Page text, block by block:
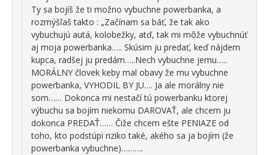
Ty sa bojíš že ti možno vybuchne powerbanka, a
rozmýšľaš takto : „Začínam sa báť, že tak ako
vybuchujú autá, kolobežky, atď, tak mi môže vybuchnúť
aj moja powerbanka….. Skúsim ju predať, keď nájdem
kupca, radšej ju predám…..Nech vybuchne jemu…..
MORÁLNY človek keby mal obavy že mu vybuchne
powerbanka, VYHODIL BY JU…. Ja ale morálny nie
som…… Dokonca mi nestačí tú powerbanku ktorej
výbuchu sa bojím niekomu DAROVAŤ, ale chcem ju
dokonca PREDAŤ…… Čiže chcem ešte PENIAZE od
toho, kto podstúpi riziko také, akého sa ja bojím (že
powerbanka vybuchne)……….